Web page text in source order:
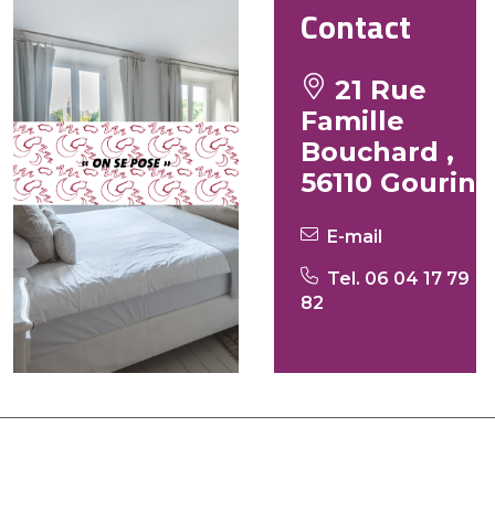
Contact
21 Rue
Famille
Bouchard ,
56110 Gourin
E-mail
Tel. 06 04 17 79
82